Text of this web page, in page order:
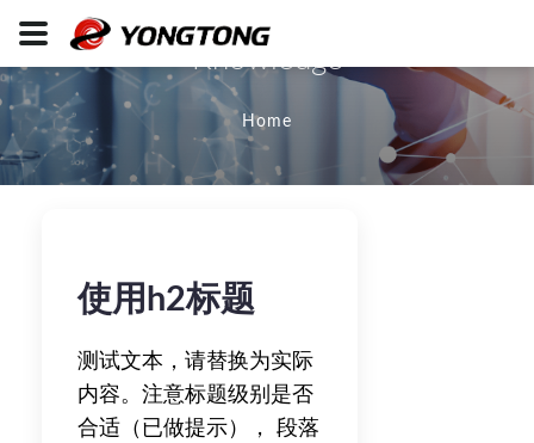
Knowledge
Home
使用h2标题
测试文本，请替换为实际
内容。注意标题级别是否
合适（已做提示）， 段落